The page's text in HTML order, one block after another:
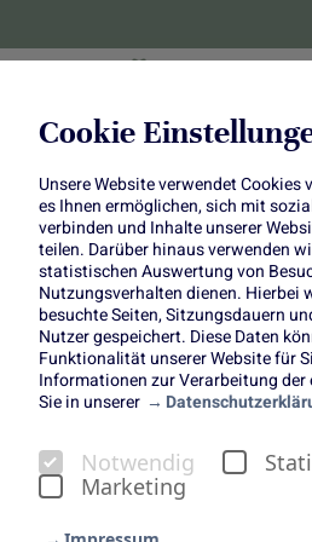
Cookie
Unsere Website verwendet Cookies
es Ihnen ermöglichen, sich mit
verbinden und Inhalte unserer
teilen. Darüber hinaus verwenden
statistischen Auswertung von
Nutzungsverhalten dienen. Hierbei
besuchte Seiten, Sitzungsdauern
Nutzer gespeichert. Diese Daten
Funktionalität unserer Website für
Informationen zur Verarbeitung der
Sie in unserer
Notwendig
Marketing
DIY Tischdeko
Wilder Look für
Die besten Partys finden in der
wir Bloggerin und Stylistin
sie war sogar bei „Deutschlands
Johann Lafer dabei! Dort sorgte